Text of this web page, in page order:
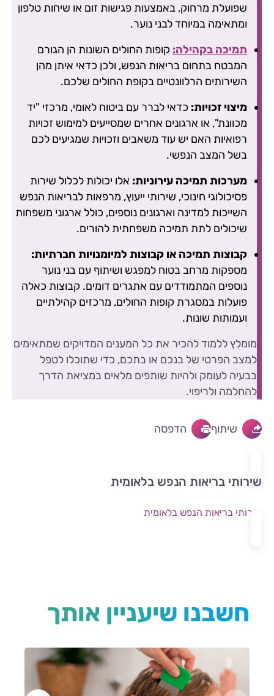
שפועלת מרחוק, באמצעות פגישות זום או שיחות טלפון
ומתאימה במיוחד לבני נוער.
תמיכה בקהילה: קופות החולים השונות הן הגורם
המבטח בתחום בריאות הנפש, ולכן כדאי איתן מהן
השירותים הרלוונטיים בקופת החולים שלכם.
מיצוי זכויות: כדאי לברר עם ביטוח לאומי, מרכזי "יד
מכוונת", או ארגונים אחרים שמסייעים למימוש זכויות
רפואיות האם יש עוד משאבים וזכויות שמגיעים לכם
בשל המצב הנפשי.
מערכות תמיכה עירוניות: אלו יכולות לכלול שירות
פסיכולוגי חינוכי, שירותי ייעוץ, מרפאות לבריאות הנפש
השייכות למדינה וארגונים נוספים, כולל ארגוני משפחות
שיכולים לתת תמיכה משפחתית להורים.
קבוצות תמיכה או קבוצות למיומנויות חברתיות:
מספקות מרחב בטוח למפגש ושיתוף עם בני נוער
נוספים המתמודדים עם אתגרים דומים. קבוצות כאלה
פועלות במסגרת קופות החולים, מרכזים קהילתיים
ועמותות שונות.
מומלץ ללמוד להכיר את כל המענים המדויקים שמתאימים
למצב הפרטי של בנכם או בתכם, כדי שתוכלו לטפל
בבעיה לעומק ולהיות שותפים מלאים במציאת הדרך
להחלמה ולריפוי.
שיתוף הדפסה
שירותי בריאות הנפש בלאומית
שירותי בריאות הנפש בלאומית
חשבנו שיעניין אותך